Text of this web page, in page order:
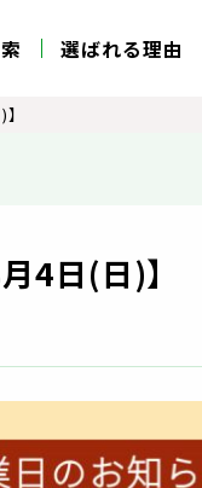
選ばれる理由
4日(日)】